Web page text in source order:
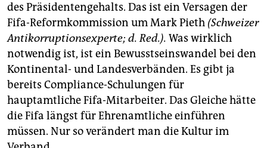
des Präsidentengehalts. Das ist ein Versagen der
Fifa-Reformkommission um Mark Pieth (Schweizer
Antikorruptionsexperte; d. Red.). Was wirklich
notwendig ist, ist ein Bewusstseinswandel bei den
Kontinental- und Landesverbänden. Es gibt ja
bereits Compliance-Schulungen für
hauptamtliche Fifa-Mitarbeiter. Das Gleiche hätte
die Fifa längst für Ehrenamtliche einführen
müssen. Nur so verändert man die Kultur im